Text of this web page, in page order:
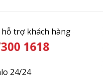
trợ khách hàng
1618
24/24